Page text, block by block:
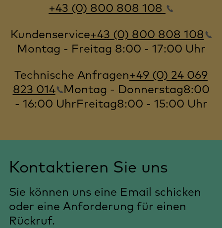
+43 (0) 800 808 108
Kundenservice+43 (0) 800 808 108
Montag - Freitag 8:00 - 17:00 Uhr
Technische Anfragen+49 (0) 24 069
823 014
Montag - Donnerstag8:00
- 16:00 UhrFreitag8:00 - 15:00 Uhr
Kontaktieren Sie uns
Sie können uns eine Email schicken
oder eine Anforderung für einen
Rückruf.